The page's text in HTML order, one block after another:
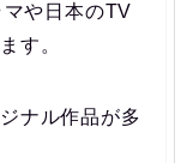
マや日本のTV
す。
ナル作品が多